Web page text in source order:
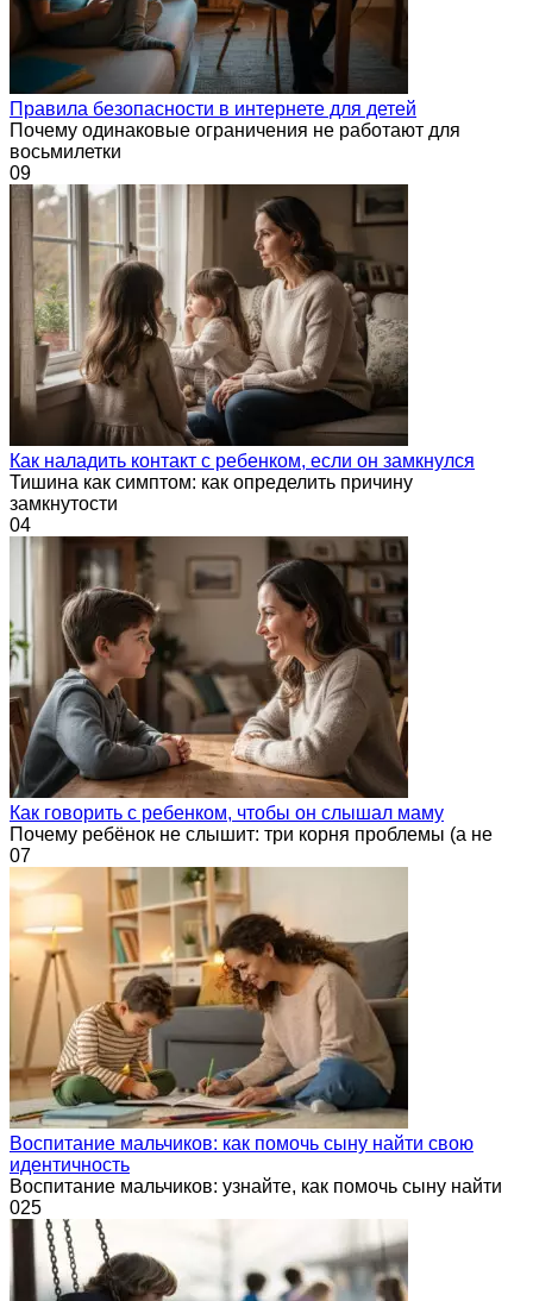
Правила безопасности в интернете для детей
Почему одинаковые ограничения не работают для
восьмилетки
09
Как наладить контакт с ребенком, если он замкнулся
Тишина как симптом: как определить причину
замкнутости
04
Как говорить с ребенком, чтобы он слышал маму
Почему ребёнок не слышит: три корня проблемы (а не
07
Воспитание мальчиков: как помочь сыну найти свою
идентичность
Воспитание мальчиков: узнайте, как помочь сыну найти
025